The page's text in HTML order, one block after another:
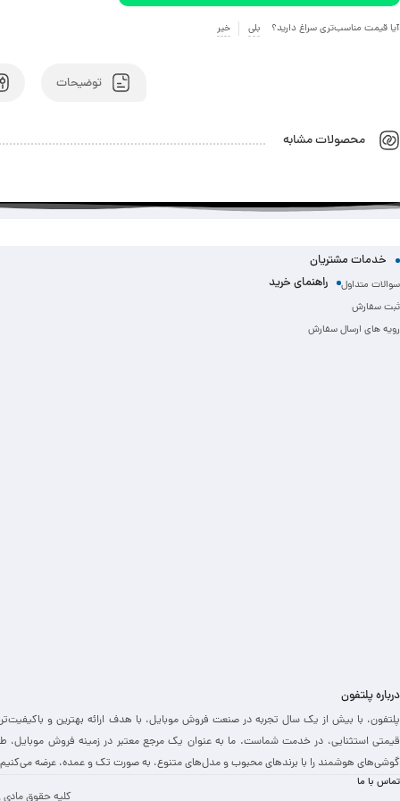
آیا قیمت مناسب‌تری سراغ دارید؟ بلی خیر
توضیحات
محصولات مشابه
خدمات مشتریان
سوالات متداول راهنمای خرید
ثبت سفارش
رویه های ارسال سفارش
درباره پلتفون
پلتفون، با بیش از یک سال تجربه در صنعت فروش موبایل، با هدف ارائه بهترین و
قیمتی استثنایی، در خدمت شماست. ما به عنوان یک مرجع معتبر در زمینه فروش موبایل،
گوشی‌های هوشمند را با برندهای محبوب و مدل‌های متنوع، به صورت تک و عمده، عرضه
تماس با ما
کلیه حقوق